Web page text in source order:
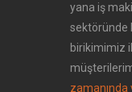
yana iş
sektöründe
birikimimiz
zamanında
Müşteri